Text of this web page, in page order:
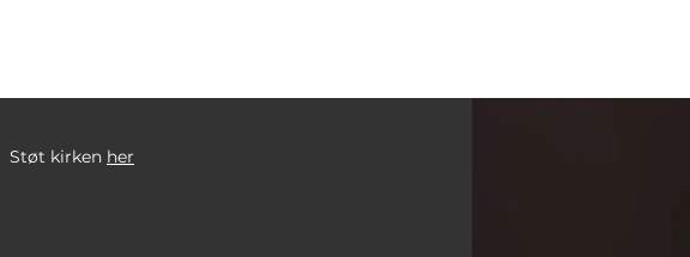
Støt kirken her